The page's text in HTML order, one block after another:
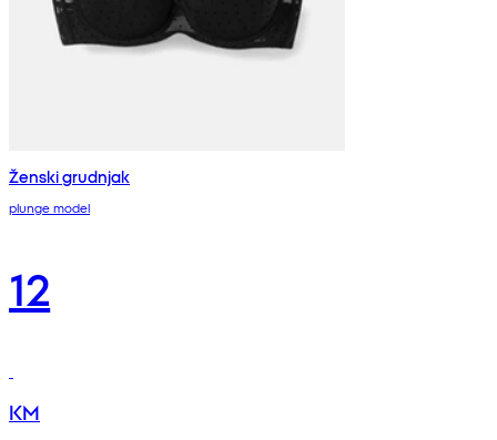
Ženski grudnjak
plunge model
12
KM